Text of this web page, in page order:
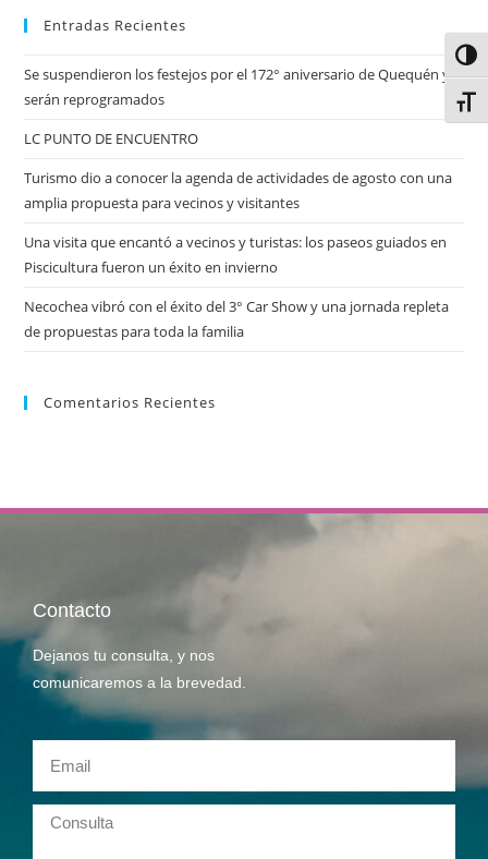
Entradas Recientes
Se suspendieron los festejos por el 172° aniversario de Quequén y
serán reprogramados
LC PUNTO DE ENCUENTRO
Turismo dio a conocer la agenda de actividades de agosto con una
amplia propuesta para vecinos y visitantes
Una visita que encantó a vecinos y turistas: los paseos guiados en
Piscicultura fueron un éxito en invierno
Necochea vibró con el éxito del 3° Car Show y una jornada repleta
de propuestas para toda la familia
Comentarios Recientes
Contacto
Dejanos tu consulta, y nos
comunicaremos a la brevedad.